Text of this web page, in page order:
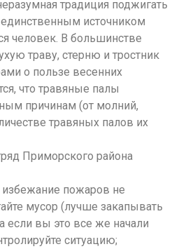
традиция поджигать
источником
человек. В большинстве
траву, стерню и тростник
о пользе весенних
что травяные палы
причинам (от молний,
травяных палов их
Приморского района
избежание пожаров не
мусор (лучше закапывать
если вы это все же начали
ситуацию;